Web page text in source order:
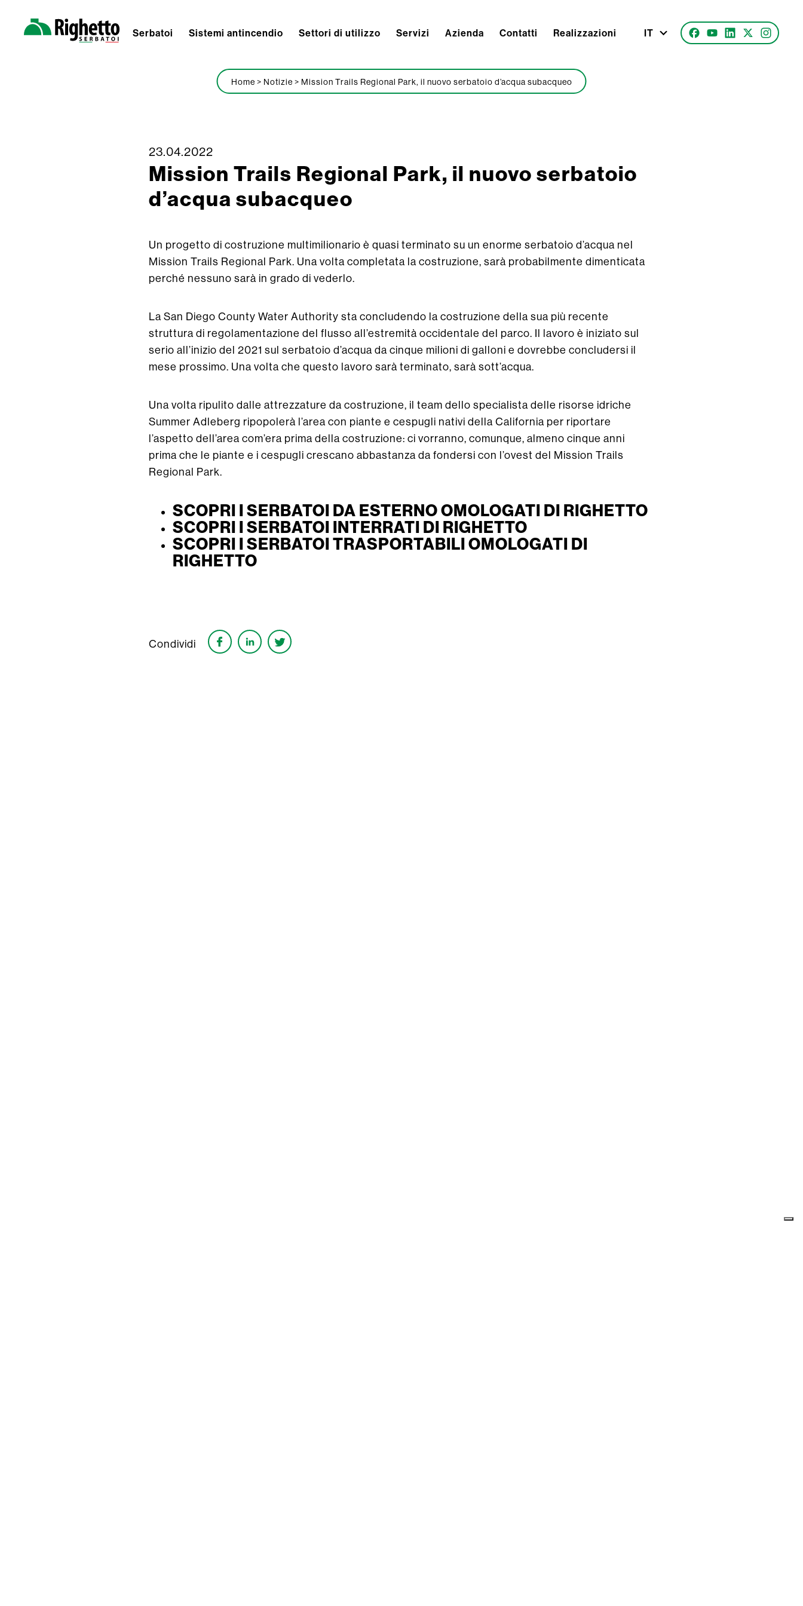
Righetto
Serbatoi Sistemi antincendio Settori di utilizzo Servizi Azienda Contatti Realizzazioni IT
Home > Notizie > Mission Trails Regional Park, il nuovo serbatoio d’acqua subacqueo
23.04.2022
Mission Trails Regional Park, il nuovo serbatoio
d’acqua subacqueo
Un progetto di costruzione multimilionario è quasi terminato su un enorme serbatoio d’acqua nel
Mission Trails Regional Park. Una volta completata la costruzione, sarà probabilmente dimenticata
perché nessuno sarà in grado di vederlo.
La San Diego County Water Authority sta concludendo la costruzione della sua più recente
struttura di regolamentazione del flusso all’estremità occidentale del parco. Il lavoro è iniziato sul
serio all’inizio del 2021 sul serbatoio d’acqua da cinque milioni di galloni e dovrebbe concludersi il
mese prossimo. Una volta che questo lavoro sarà terminato, sarà sott’acqua.
Una volta ripulito dalle attrezzature da costruzione, il team dello specialista delle risorse idriche
Summer Adleberg ripopolerà l’area con piante e cespugli nativi della California per riportare
l’aspetto dell’area com’era prima della costruzione: ci vorranno, comunque, almeno cinque anni
prima che le piante e i cespugli crescano abbastanza da fondersi con l’ovest del Mission Trails
Regional Park.
SCOPRI I SERBATOI DA ESTERNO OMOLOGATI DI RIGHETTO
SCOPRI I SERBATOI INTERRATI DI RIGHETTO
SCOPRI I SERBATOI TRASPORTABILI OMOLOGATI DI
RIGHETTO
Condividi